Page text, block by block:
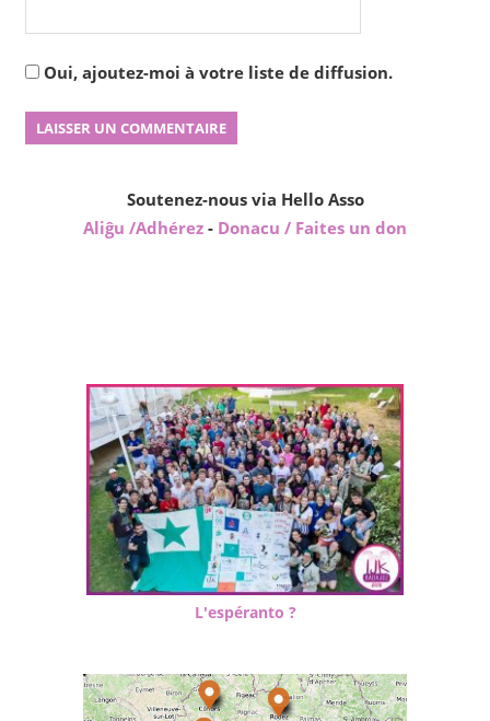
Oui, ajoutez-moi à votre liste de diffusion.
Soutenez-nous via Hello Asso
Aliĝu /Adhérez - Donacu / Faites un don
L'espéranto ?